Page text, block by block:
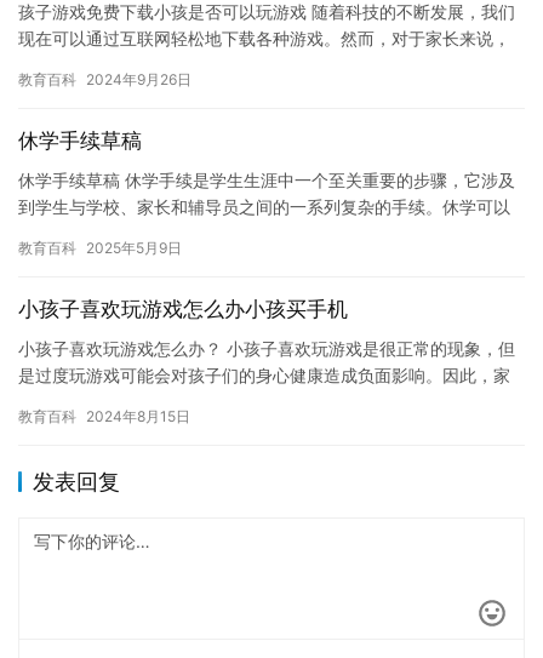
孩子游戏免费下载小孩是否可以玩游戏 随着科技的不断发展，我们
现在可以通过互联网轻松地下载各种游戏。然而，对于家长来说，
讨这…
教育百科 2024年9月26日
休学手续草稿
休学手续草稿 休学手续是学生生涯中一个至关重要的步骤，它涉及
到学生与学校、家长和辅导员之间的一系列复杂的手续。休学可以
时也…
教育百科 2025年5月9日
小孩子喜欢玩游戏怎么办小孩买手机
小孩子喜欢玩游戏怎么办？ 小孩子喜欢玩游戏是很正常的现象，但
是过度玩游戏可能会对孩子们的身心健康造成负面影响。因此，家
用智…
教育百科 2024年8月15日
发表回复